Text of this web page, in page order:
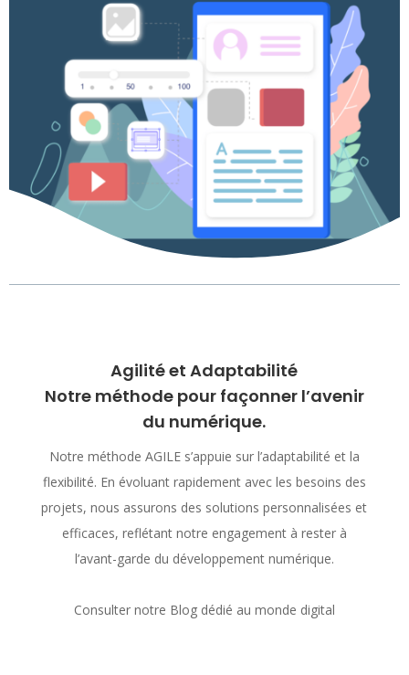
Agilité et Adaptabilité
Notre méthode pour façonner l’avenir
du numérique.
Notre méthode AGILE s’appuie sur l’adaptabilité et la
flexibilité. En évoluant rapidement avec les besoins des
projets, nous assurons des solutions personnalisées et
efficaces, reflétant notre engagement à rester à
l’avant-garde du développement numérique.
Consulter notre Blog dédié au monde digital